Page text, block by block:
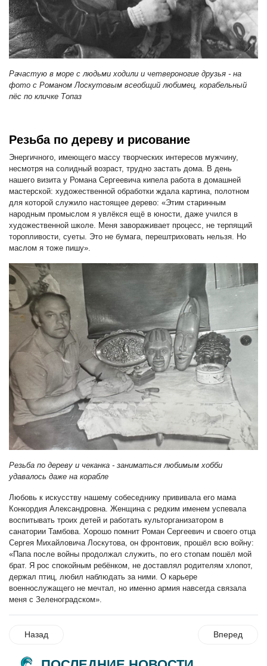
Pачастую в море с людьми ходили и четвероногие друзья - на
фото с Романом Лоскутовым всеобщий любимец, корабельный
пёс по кличке Топаз
Резьба по дереву и рисование
Энергичного, имеющего массу творческих интересов мужчину,
несмотря на солидный возраст, трудно застать дома. В день
нашего визита у Романа Сергеевича кипела работа в домашней
мастерской: художественной обработки ждала картина, полотном
для которой служило настоящее дерево: «Этим старинным
народным промыслом я увлёкся ещё в юности, даже учился в
художественной школе. Меня завораживает процесс, не терпящий
торопливости, суеты. Это не бумага, перештриховать нельзя. Но
маслом я тоже пишу».
Резьба по дереву и чеканка - заниматься любимым хобби
удавалось даже на корабле
Любовь к искусству нашему собеседнику прививала его мама
Конкордия Александровна. Женщина с редким именем успевала
воспитывать троих детей и работать культорганизатором в
санатории Тамбова. Хорошо помнит Роман Сергеевич и своего отца
Сергея Михайловича Лоскутова, он фронтовик, прошёл всю войну:
«Папа после войны продолжал служить, по его стопам пошёл мой
брат. Я рос спокойным ребёнком, не доставлял родителям хлопот,
держал птиц, любил наблюдать за ними. О карьере
военнослужащего не мечтал, но именно армия навсегда связала
меня с Зеленоградском».
Назад Вперед